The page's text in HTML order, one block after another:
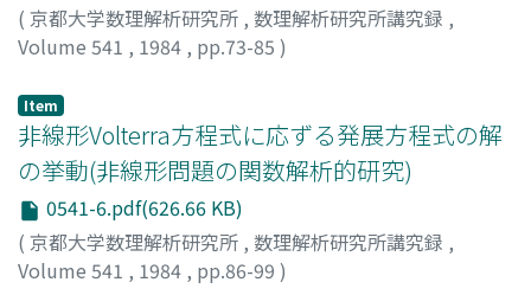
( 京都大学数理解析研究所 , 数理解析研究所講究録 ,
Volume 541 , 1984 , pp.73-85 )
Item
非線形Volterra方程式に応ずる発展方程式の解
の挙動(非線形問題の関数解析的研究)
0541-6.pdf(626.66 KB)
( 京都大学数理解析研究所 , 数理解析研究所講究録 ,
Volume 541 , 1984 , pp.86-99 )